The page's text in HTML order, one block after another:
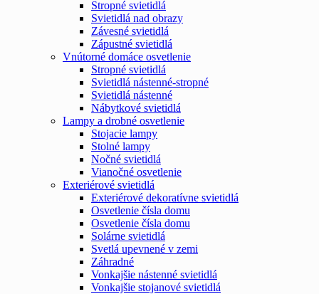
Stropné svietidlá
Svietidlá nad obrazy
Závesné svietidlá
Zápustné svietidlá
Vnútorné domáce osvetlenie
Stropné svietidlá
Svietidlá nástenné-stropné
Svietidlá nástenné
Nábytkové svietidlá
Lampy a drobné osvetlenie
Stojacie lampy
Stolné lampy
Nočné svietidlá
Vianočné osvetlenie
Exteriérové svietidlá
Exteriérové dekoratívne svietidlá
Osvetlenie čísla domu
Osvetlenie čísla domu
Solárne svietidlá
Svetlá upevnené v zemi
Záhradné
Vonkajšie nástenné svietidlá
Vonkajšie stojanové svietidlá